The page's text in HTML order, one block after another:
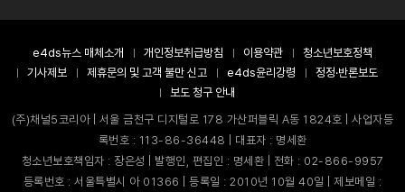
e4ds뉴스 매체소개 개인정보취급방침 이용약관
청소년보호정책
기사제보
제휴문의 및 고객 불만 신고 e4ds윤리강령
정정·반론보도
보도 청구 안내
(주)채널5코리아 | 서울 금천구 디지털로 178 가산퍼블릭 A동 1824호 | 사업자등
록번호 : 113-86-36448 | 대표자 : 명세환
청소년보호책임자 : 장은성 | 발행인, 편집인 : 명세환 | 전화 : 02-866-9957
등록번호 : 서울특별시 아 01366 | 등록일 : 2010년 10월 40일 | 제보메일 :